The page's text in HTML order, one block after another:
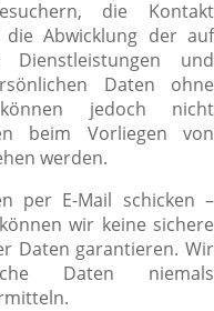
die Kontakt
Abwicklung der auf
Dienstleistungen und
Daten ohne
jedoch nicht
beim Vorliegen von
werden.
per E-Mail schicken –
wir keine sichere
Daten garantieren. Wir
Daten niemals